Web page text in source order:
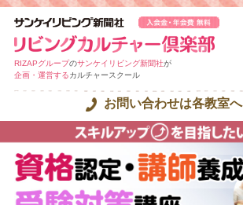
RIZAPグループのサンケイリビング新聞社が
企画・運営するカルチャースクール
お問い合わせは各教室へ